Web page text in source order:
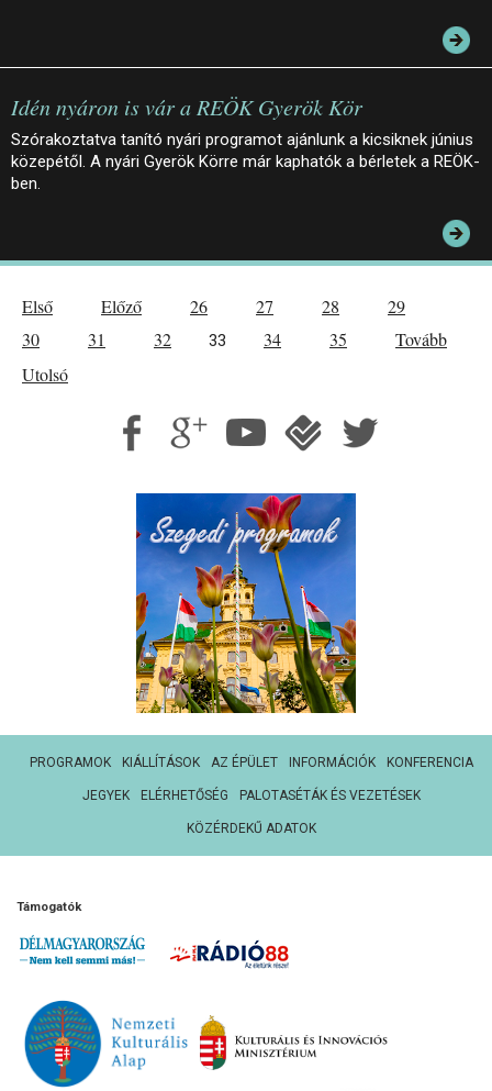
Idén nyáron is vár a REÖK Gyerök Kör
Szórakoztatva tanító nyári programot ajánlunk a kicsiknek június
közepétől. A nyári Gyerök Körre már kaphatók a bérletek a REÖK-
ben.
Első Előző 26 27 28
29
30
31 32 33 34 35
Tovább
Utolsó
PROGRAMOK KIÁLLÍTÁSOK AZ ÉPÜLET INFORMÁCIÓK KONFERENCIA
JEGYEK ELÉRHETŐSÉG PALOTASÉTÁK ÉS VEZETÉSEK
KÖZÉRDEKŰ ADATOK
Támogatók